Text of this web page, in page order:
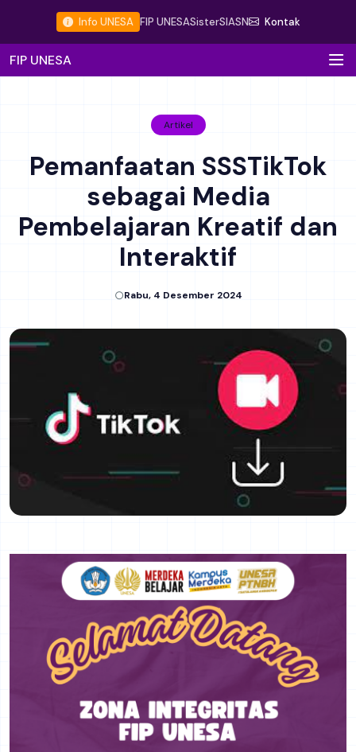
Info UNESA FIP UNESASisterSIASN Kontak
FIP UNESA
Artikel
Pemanfaatan SSSTikTok
sebagai Media
Pembelajaran Kreatif dan
Interaktif
Rabu, 4 Desember 2024